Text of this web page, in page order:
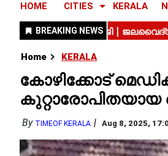
HOME CITIES KERALA
Home KERALA
കോഴിക്കോട്
കുറ്റാരോപിതയായ
By TIMEOF KERALA Aug 8, 2025,